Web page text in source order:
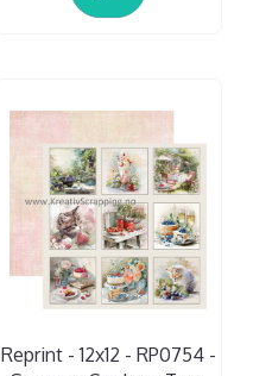
Reprint - 12x12 - RP0754 -